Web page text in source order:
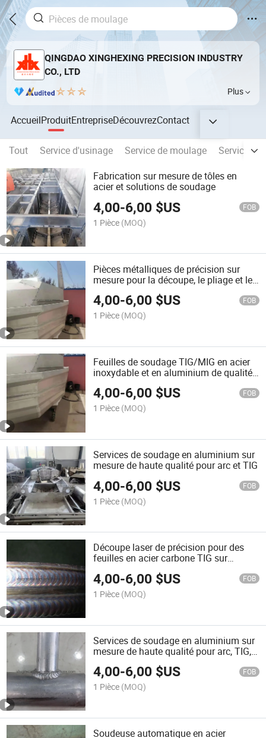
QINGDAO XINGHEXING PRECISION INDUSTRY
CO., LTD
Plus
AccueilProduitEntrepriseDécouvrezContact
Tout Service d'usinage Service de moulage
Service de
Fabrication sur mesure de tôles en
acier et solutions de soudage
4,00-6,00 $US FOB
1 Pièce (MOQ)
Pièces métalliques de précision sur
mesure pour la découpe, le pliage et le
4,00-6,00 $US FOB
1 Pièce (MOQ)
Feuilles de soudage TIG/MIG en acier
inoxydable et en aluminium de qualité
4,00-6,00 $US FOB
1 Pièce (MOQ)
Services de soudage en aluminium sur
mesure de haute qualité pour arc et TIG
4,00-6,00 $US FOB
1 Pièce (MOQ)
Découpe laser de précision pour des
feuilles en acier carbone TIG sur
4,00-6,00 $US FOB
1 Pièce (MOQ)
Services de soudage en aluminium sur
mesure de haute qualité pour arc, TIG,
4,00-6,00 $US FOB
1 Pièce (MOQ)
Soudeuse automatique en acier